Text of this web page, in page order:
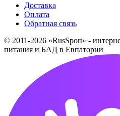
Доставка
Оплата
Обратная связь
© 2011-2026 «RusSport» -
питания и БАД в Евпатории